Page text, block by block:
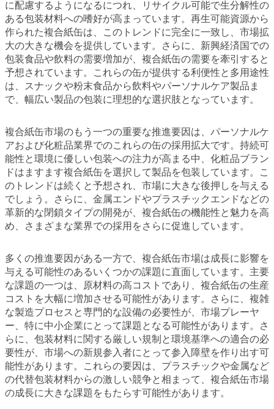
に配慮するようになるにつれ、リサイクル可能で生分解性の
ある包装材料への嗜好が高まっています。再生可能資源から
作られた複合紙缶は、このトレンドに完全に一致し、市場拡
大の大きな機会を提供しています。さらに、新興経済国での
包装食品や飲料の需要増加が、複合紙缶の需要を牽引すると
予想されています。これらの缶が提供する利便性と多用途性
は、スナックや粉末食品から飲料やパーソナルケア製品ま
で、幅広い製品の包装に理想的な選択肢となっています。
複合紙缶市場のもう一つの重要な推進要因は、パーソナルケ
アおよび化粧品業界でのこれらの缶の採用拡大です。持続可
能性と環境に優しい包装への注力が高まる中、化粧品ブラン
ドはますます複合紙缶を選択して製品を包装しています。こ
のトレンドは続くと予想され、市場に大きな後押しを与える
でしょう。さらに、金属エンドやプラスチックエンドなどの
革新的な閉鎖タイプの開発が、複合紙缶の機能性と魅力を高
め、さまざまな業界での採用をさらに促進しています。
多くの推進要因がある一方で、複合紙缶市場は成長に影響を
与える可能性のあるいくつかの課題に直面しています。主要
な課題の一つは、原材料の高コストであり、複合紙缶の生産
コストを大幅に増加させる可能性があります。さらに、複雑
な製造プロセスと専門的な設備の必要性が、市場プレーヤ
ー、特に中小企業にとって課題となる可能性があります。さ
らに、包装材料に関する厳しい規制と環境基準への適合の必
要性が、市場への新規参入者にとって参入障壁を作り出す可
能性があります。これらの要因は、プラスチックや金属など
の代替包装材料からの激しい競争と相まって、複合紙缶市場
の成長に大きな課題をもたらす可能性があります。